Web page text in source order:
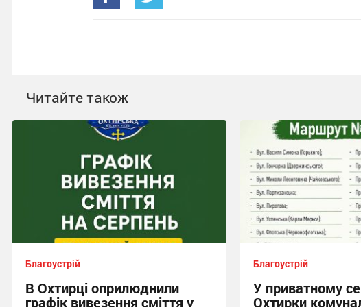
Читайте також
Благоустрій
В Охтирці оприлюднили
графік вивезення сміття у
Благоустрій
У приватному
Охтирки